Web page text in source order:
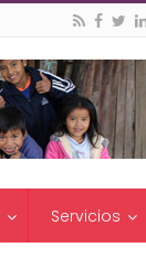
Servicios